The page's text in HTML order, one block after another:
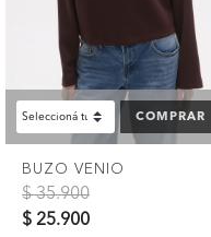
COMPRAR
BUZO VENIO
Precio reducido de
$ 35.900a
$ 25.900